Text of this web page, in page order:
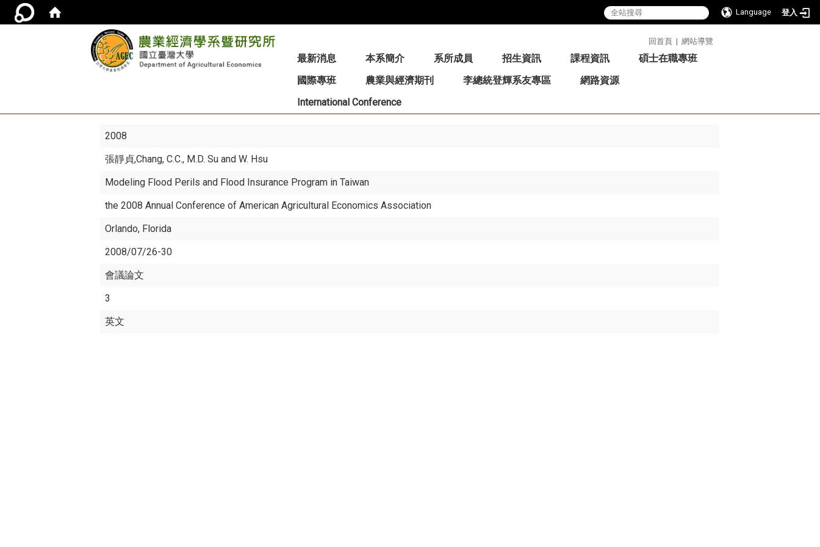
Language 登入
回首頁 | 網站導覽
最新消息 本系簡介 系所成員 招生資訊 課程資訊
碩士在職專班
國際專班
農業與經濟期刊 李總統登輝系友專區
網路資源
International Conference
2008
張靜貞,Chang, C.C., M.D. Su and W. Hsu
Modeling Flood Perils and Flood Insurance Program in Taiwan
the 2008 Annual Conference of American Agricultural Economics Association
Orlando, Florida
2008/07/26-30
會議論文
3
英文